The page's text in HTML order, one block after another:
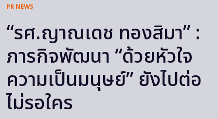
PR NEWS
“รศ.ญาณเดช ทองสิมา” :
ภารกิจพัฒนา “ด้วยหัวใจ
ความเป็นมนุษย์” ยังไปต่อ
ไม่รอใคร